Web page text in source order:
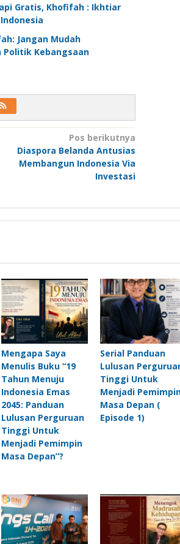
Gratis, Khofifah : Ikhtiar
Jangan Mudah
Kebangsaan
Pos berikutnya
​Diaspora Belanda Antusias
Membangun Indonesia Via
Investasi
Mengapa Saya
Menulis Buku “19
Tahun Menuju
Indonesia Emas
2045: Panduan
Lulusan Perguruan
Tinggi Untuk
Menjadi Pemimpin
Masa Depan”?
Serial Panduan
Lulusan
Tinggi Untuk
Menjadi
Masa Depan (
Episode 1)